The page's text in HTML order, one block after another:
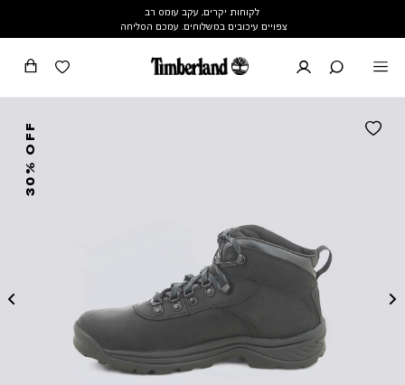
לקוחות יקרים, עקב עומס רב
צפויים עיכובים במשלוחים. עמכם הסליחה
30% OFF